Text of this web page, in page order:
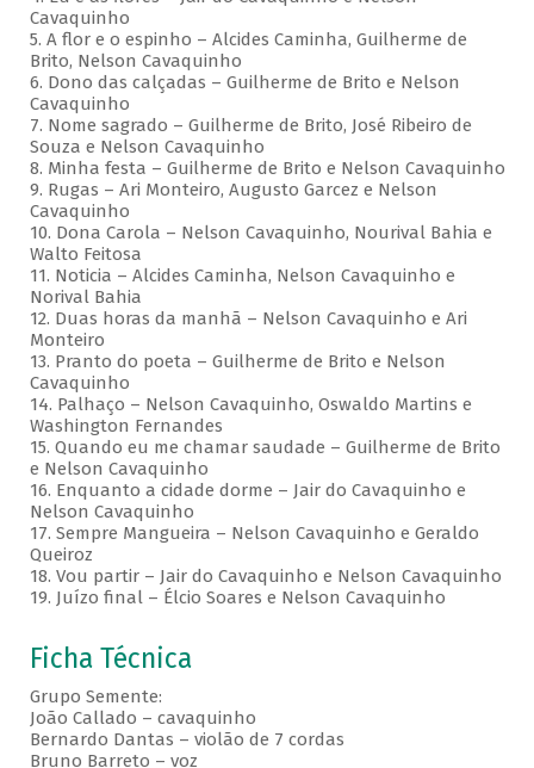
Cavaquinho
5. A flor e o espinho – Alcides Caminha, Guilherme de
Brito, Nelson Cavaquinho
6. Dono das calçadas – Guilherme de Brito e Nelson
Cavaquinho
7. Nome sagrado – Guilherme de Brito, José Ribeiro de
Souza e Nelson Cavaquinho
8. Minha festa – Guilherme de Brito e Nelson Cavaquinho
9. Rugas – Ari Monteiro, Augusto Garcez e Nelson
Cavaquinho
10. Dona Carola – Nelson Cavaquinho, Nourival Bahia e
Walto Feitosa
11. Noticia – Alcides Caminha, Nelson Cavaquinho e
Norival Bahia
12. Duas horas da manhã – Nelson Cavaquinho e Ari
Monteiro
13. Pranto do poeta – Guilherme de Brito e Nelson
Cavaquinho
14. Palhaço – Nelson Cavaquinho, Oswaldo Martins e
Washington Fernandes
15. Quando eu me chamar saudade – Guilherme de Brito
e Nelson Cavaquinho
16. Enquanto a cidade dorme – Jair do Cavaquinho e
Nelson Cavaquinho
17. Sempre Mangueira – Nelson Cavaquinho e Geraldo
Queiroz
18. Vou partir – Jair do Cavaquinho e Nelson Cavaquinho
19. Juízo final – Élcio Soares e Nelson Cavaquinho
Ficha Técnica
Grupo Semente:
João Callado – cavaquinho
Bernardo Dantas – violão de 7 cordas
Bruno Barreto – voz